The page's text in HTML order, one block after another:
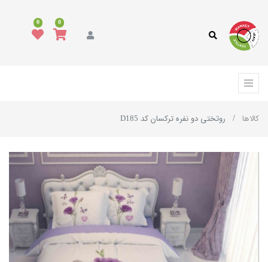
0
0
کالاها روتختی دو نفره ترکسان کد D185